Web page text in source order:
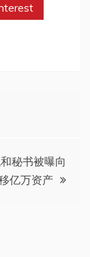
秘书被曝向
亿万资产